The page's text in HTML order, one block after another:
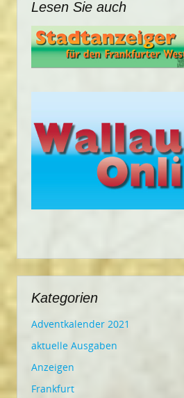
Lesen Sie auch
Kategorien
Adventkalender 2021
aktuelle Ausgaben
Anzeigen
Frankfurt